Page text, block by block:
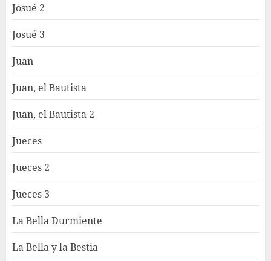
Josué 2
Josué 3
Juan
Juan, el Bautista
Juan, el Bautista 2
Jueces
Jueces 2
Jueces 3
La Bella Durmiente
La Bella y la Bestia